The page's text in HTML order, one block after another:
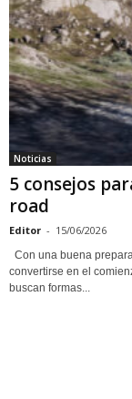
Noticias
5 consejos
road
Editor - 15/06/2026
Con una buena
convertirse en el
buscan formas...